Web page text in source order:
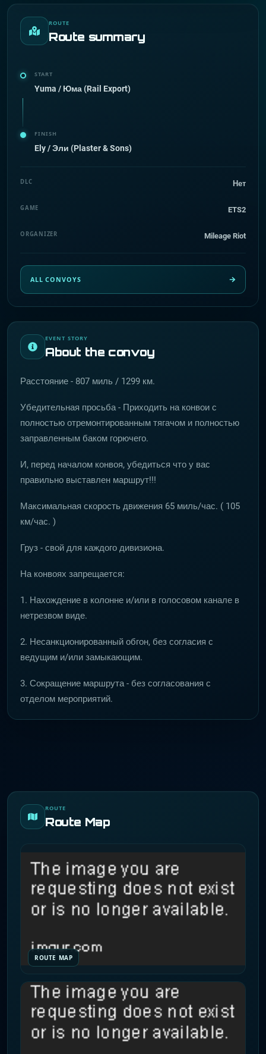
EVENT STORY
About the convoy
Расстояние - 807 миль / 1299 км.
Убедительная просьба - Приходить на конвои с
полностью отремонтированным тягачом и полностью
заправленным баком горючего.
И, перед началом конвоя, убедиться что у вас
правильно выставлен маршрут!!!
Максимальная скорость движения 65 миль/час. ( 105
км/час. )
Груз - свой для каждого дивизиона.
На конвоях запрещается:
1. Нахождение в колонне и/или в голосовом канале в
нетрезвом виде.
2. Несанкционированный обгон, без согласия с
ведущим и/или замыкающим.
3. Сокращение маршрута - без согласования с
отделом мероприятий.
ROUTE
Route Map
ROUTE MAP
ROUTE
Route summary
START
Yuma / Юма (Rail Export)
FINISH
Ely / Эли (Plaster & Sons)
DLC Нет
GAME ETS2
ORGANIZER Mileage Riot
ALL CONVOYS